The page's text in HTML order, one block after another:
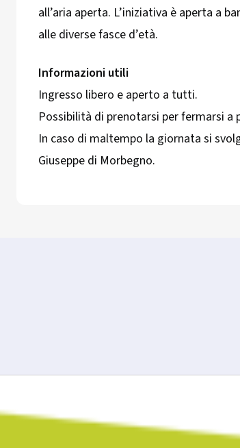
all’aria aperta. L’iniziativa è aperta a
alle diverse fasce d’età.
Informazioni utili
Ingresso libero e aperto a tutti.
Possibilità di prenotarsi per fermarsi a
In caso di maltempo la giornata si
Giuseppe di Morbegno.